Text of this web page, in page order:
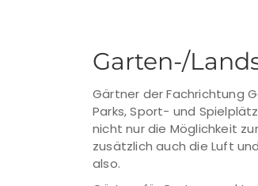
Garten-/
Gärtner der Fachrichtung
Parks, Sport- und
nicht nur die Möglichkeit
zusätzlich auch die Luft
also.